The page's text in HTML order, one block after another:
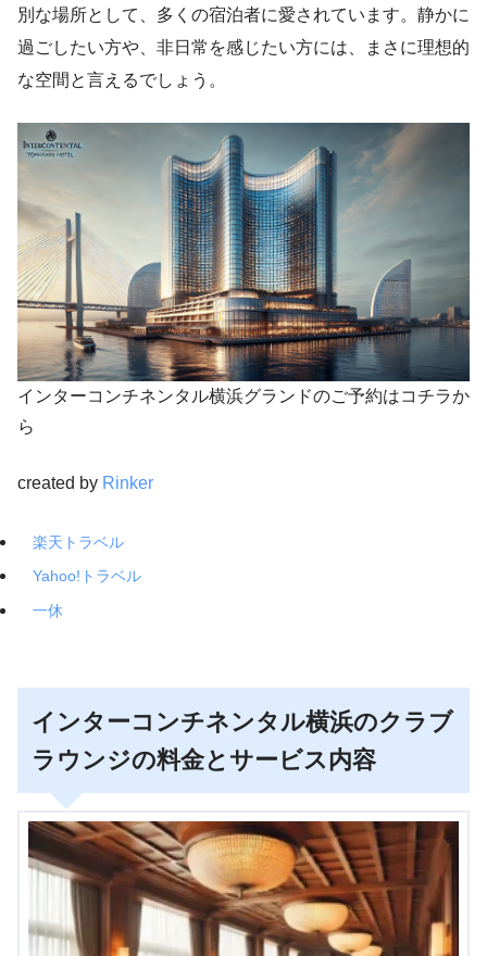
別な場所として、多くの宿泊者に愛されています。静かに
過ごしたい方や、非日常を感じたい方には、まさに理想的
な空間と言えるでしょう。
インターコンチネンタル横浜グランドのご予約はコチラか
ら
created by Rinker
楽天トラベル
Yahoo!トラベル
一休
インターコンチネンタル横浜のクラブ
ラウンジの料金とサービス内容